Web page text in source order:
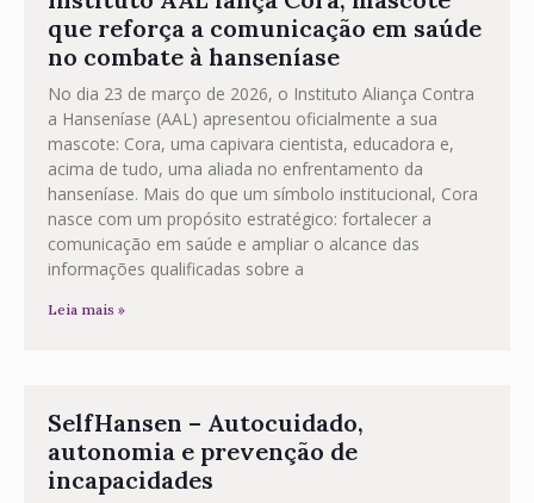
que reforça a comunicação em saúde
no combate à hanseníase
No dia 23 de março de 2026, o Instituto Aliança Contra
a Hanseníase (AAL) apresentou oficialmente a sua
mascote: Cora, uma capivara cientista, educadora e,
acima de tudo, uma aliada no enfrentamento da
hanseníase. Mais do que um símbolo institucional, Cora
nasce com um propósito estratégico: fortalecer a
comunicação em saúde e ampliar o alcance das
informações qualificadas sobre a
Leia mais »
SelfHansen – Autocuidado,
autonomia e prevenção de
incapacidades